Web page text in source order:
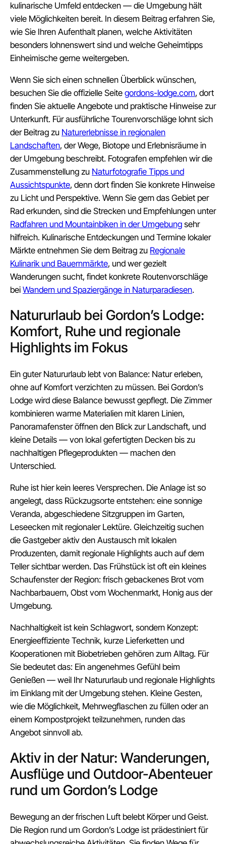
kulinarische Umfeld entdecken — die Umgebung hält
viele Möglichkeiten bereit. In diesem Beitrag erfahren Sie,
wie Sie Ihren Aufenthalt planen, welche Aktivitäten
besonders lohnenswert sind und welche Geheimtipps
Einheimische gerne weitergeben.
Wenn Sie sich einen schnellen Überblick wünschen,
besuchen Sie die offizielle Seite gordons-lodge.com, dort
finden Sie aktuelle Angebote und praktische Hinweise zur
Unterkunft. Für ausführliche Tourenvorschläge lohnt sich
der Beitrag zu Naturerlebnisse in regionalen
Landschaften, der Wege, Biotope und Erlebnisräume in
der Umgebung beschreibt. Fotografen empfehlen wir die
Zusammenstellung zu Naturfotografie Tipps und
Aussichtspunkte, denn dort finden Sie konkrete Hinweise
zu Licht und Perspektive. Wenn Sie gern das Gebiet per
Rad erkunden, sind die Strecken und Empfehlungen unter
Radfahren und Mountainbiken in der Umgebung sehr
hilfreich. Kulinarische Entdeckungen und Termine lokaler
Märkte entnehmen Sie dem Beitrag zu Regionale
Kulinarik und Bauernmärkte, und wer gezielt
Wanderungen sucht, findet konkrete Routenvorschläge
bei Wandern und Spaziergänge in Naturparadiesen.
Natururlaub bei Gordon’s Lodge:
Komfort, Ruhe und regionale
Highlights im Fokus
Ein guter Natururlaub lebt von Balance: Natur erleben,
ohne auf Komfort verzichten zu müssen. Bei Gordon’s
Lodge wird diese Balance bewusst gepflegt. Die Zimmer
kombinieren warme Materialien mit klaren Linien,
Panoramafenster öffnen den Blick zur Landschaft, und
kleine Details — von lokal gefertigten Decken bis zu
nachhaltigen Pflegeprodukten — machen den
Unterschied.
Ruhe ist hier kein leeres Versprechen. Die Anlage ist so
angelegt, dass Rückzugsorte entstehen: eine sonnige
Veranda, abgeschiedene Sitzgruppen im Garten,
Leseecken mit regionaler Lektüre. Gleichzeitig suchen
die Gastgeber aktiv den Austausch mit lokalen
Produzenten, damit regionale Highlights auch auf dem
Teller sichtbar werden. Das Frühstück ist oft ein kleines
Schaufenster der Region: frisch gebackenes Brot vom
Nachbarbauern, Obst vom Wochenmarkt, Honig aus der
Umgebung.
Nachhaltigkeit ist kein Schlagwort, sondern Konzept:
Energieeffiziente Technik, kurze Lieferketten und
Kooperationen mit Biobetrieben gehören zum Alltag. Für
Sie bedeutet das: Ein angenehmes Gefühl beim
Genießen — weil Ihr Natururlaub und regionale Highlights
im Einklang mit der Umgebung stehen. Kleine Gesten,
wie die Möglichkeit, Mehrwegflaschen zu füllen oder an
einem Kompostprojekt teilzunehmen, runden das
Angebot sinnvoll ab.
Aktiv in der Natur: Wanderungen,
Ausflüge und Outdoor-Abenteuer
rund um Gordon’s Lodge
Bewegung an der frischen Luft belebt Körper und Geist.
Die Region rund um Gordon’s Lodge ist prädestiniert für